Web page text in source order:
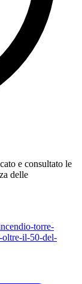
e consultato le
delle
torre-
oltre-il-50-del-